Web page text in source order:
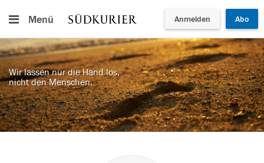
Menü Anmelden Abo
Wir lassen nur die Hand los,
nicht den Menschen.